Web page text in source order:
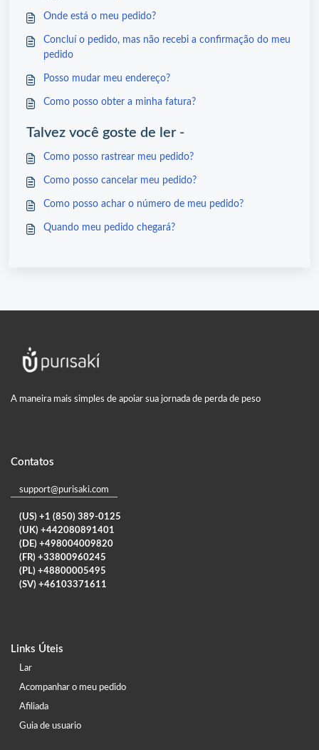
Onde está o meu pedido?
Concluí o pedido, mas não recebi a confirmação do meu
pedido
Posso mudar meu endereço?
Como posso obter a minha fatura?
Talvez você goste de ler -
Como posso rastrear meu pedido?
Como posso cancelar meu pedido?
Como posso achar o número de meu pedido?
Quando meu pedido chegará?
A maneira mais simples de apoiar sua jornada de perda de peso
Contatos
support@purisaki.com
(US) +1 (850) 389-0125
(UK) +442080891401
(DE) +498004009820
(FR) +33800960245
(PL) +48800005495
(SV) +46103371611
Links Úteis
Lar
Acompanhar o meu pedido
Afiliada
Guia de usuario